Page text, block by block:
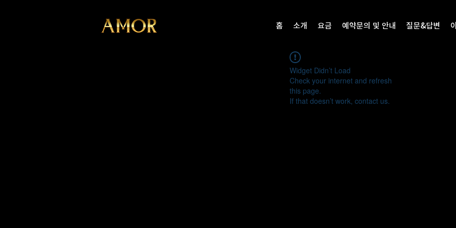
홈 소개 요금 예약문의 및 안내 질문&답변
Widget Didn’t Load
Check your internet and refresh
this page.
If that doesn’t work, contact us.